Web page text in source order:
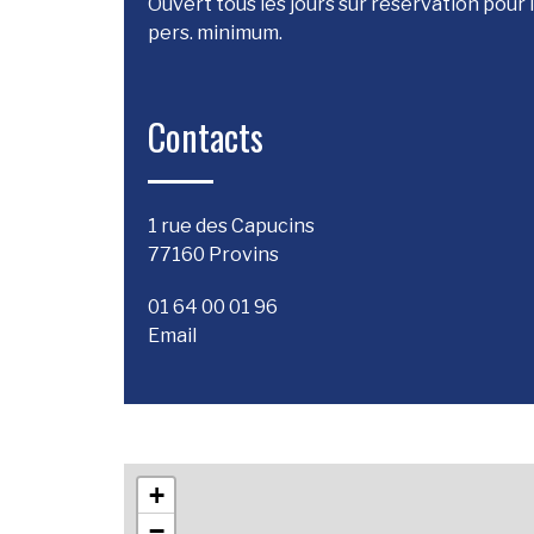
pers. minimum.
Contacts
1 rue des Capucins
77160 Provins
01 64 00 01 96
Email
+